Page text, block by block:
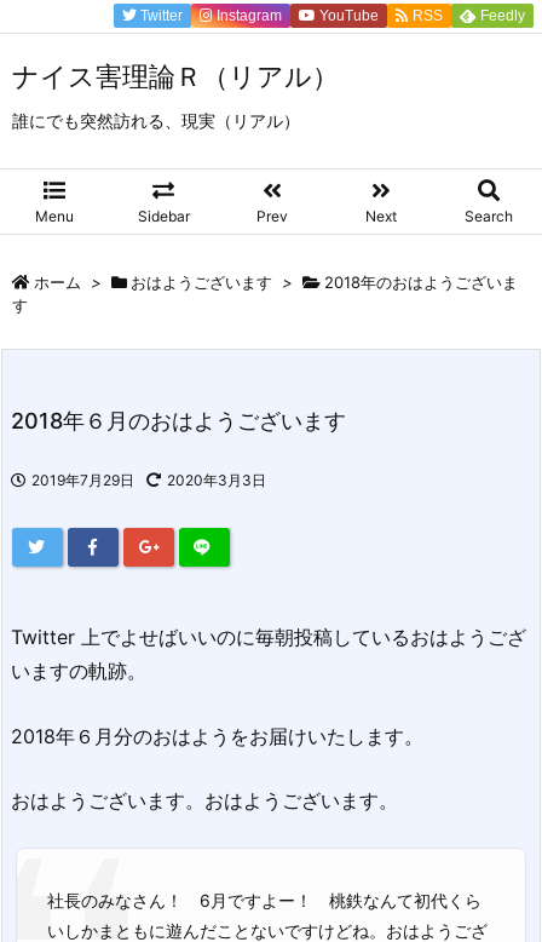
ナイス害理論Ｒ（リアル）
誰にでも突然訪れる、現実（リアル）
Menu Sidebar Prev Next Search
Twitter Instagram YouTube RSS Feedly
ホーム > おはようございます >
2018年のおはようございま
す
2018年６月のおはようございます
2019年7月29日 2020年3月3日
Twitter 上でよせばいいのに毎朝投稿しているおはようござ
いますの軌跡。
2018年６月分のおはようをお届けいたします。
おはようございます。おはようございます。
社長のみなさん！ 6月ですよー！ 桃鉄なんて初代くら
いしかまともに遊んだことないですけどね。おはようござ